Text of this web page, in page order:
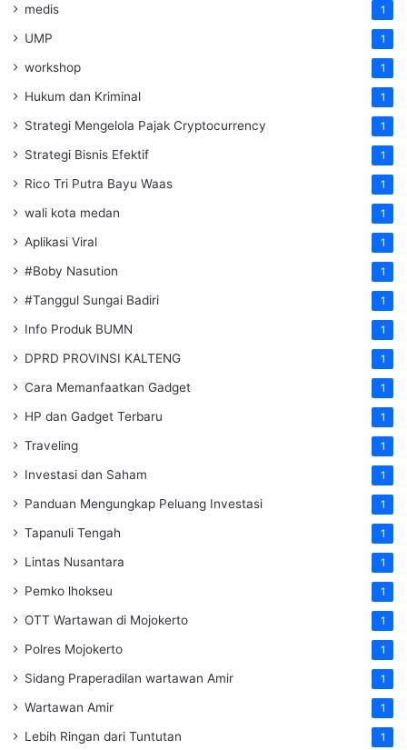
medis 1
UMP 1
workshop 1
Hukum dan Kriminal 1
Strategi Mengelola Pajak Cryptocurrency 1
Strategi Bisnis Efektif 1
Rico Tri Putra Bayu Waas 1
wali kota medan 1
Aplikasi Viral 1
#Boby Nasution 1
#Tanggul Sungai Badiri 1
Info Produk BUMN 1
DPRD PROVINSI KALTENG 1
Cara Memanfaatkan Gadget 1
HP dan Gadget Terbaru 1
Traveling 1
Investasi dan Saham 1
Panduan Mengungkap Peluang Investasi 1
Tapanuli Tengah 1
Lintas Nusantara 1
Pemko lhokseu 1
OTT Wartawan di Mojokerto 1
Polres Mojokerto 1
Sidang Praperadilan wartawan Amir 1
Wartawan Amir 1
Lebih Ringan dari Tuntutan 1